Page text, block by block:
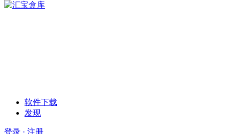
软件下载
发现
登录 · 注册